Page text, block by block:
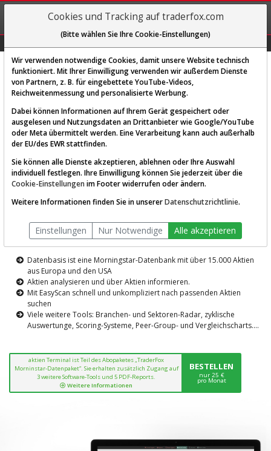
REGIS-
TRIEREN
Diese Funktion ist nur für
AKTIEN-TERMINAL
Die Aktienanalyse-Plattform von
TraderFox
Datenbasis ist eine Morningstar-Datenbank mit über 15.000 Aktien
aus Europa und den USA
Aktien analysieren und über Aktien informieren.
Mit EasyScan schnell und unkompliziert nach passenden Aktien
suchen
Viele weitere Tools: Branchen- und Sektoren-Radar, zyklische
Auswertunge, Scoring-Systeme, Peer-Group- und Vergleichscharts....
aktien Terminal ist Teil des Abopaketes „TraderFox
Morninstar-Datenpaket“. Sie erhalten zusätzlich Zugang auf
3 weitere Software-Tools und 5 PDF-Reports.
Weitere Informationen
BESTELLEN
nur 25 €
pro Monat
Cookies und Tracking auf traderfox.com
(Bitte wählen Sie Ihre Cookie-Einstellungen)
Wir verwenden notwendige Cookies, damit unsere Website technisch
funktioniert. Mit Ihrer Einwilligung verwenden wir außerdem Dienste
von Partnern, z. B. für eingebettete YouTube-Videos,
Reichweitenmessung und personalisierte Werbung.
Dabei können Informationen auf Ihrem Gerät gespeichert oder
ausgelesen und Nutzungsdaten an Drittanbieter wie Google/YouTube
oder Meta übermittelt werden. Eine Verarbeitung kann auch außerhalb
der EU/des EWR stattfinden.
Sie können alle Dienste akzeptieren, ablehnen oder Ihre Auswahl
individuell festlegen. Ihre Einwilligung können Sie jederzeit über die
Cookie-Einstellungen im Footer widerrufen oder ändern.
Weitere Informationen finden Sie in unsererDatenschutzrichtlinie.
Einstellungen Nur Notwendige Alle akzeptieren